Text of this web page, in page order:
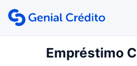
Empréstimo